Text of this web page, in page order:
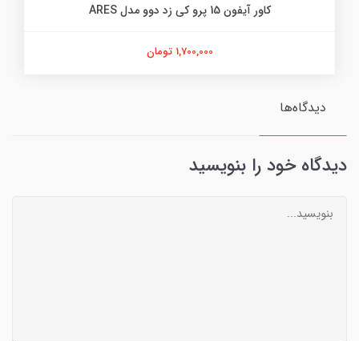
کاور آیفون 15 پرو کی زد دوو مدل ARES
1,700,000 تومان
دیدگاه‌ها
دیدگاه خود را بنویسید